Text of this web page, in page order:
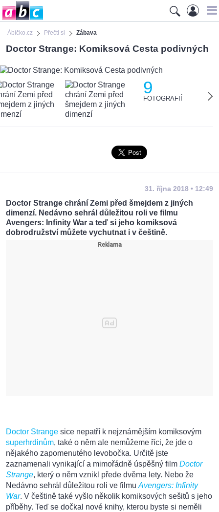
Ábíčko.cz Přečti si Zábava
Doctor Strange: Komiksová Cesta podivných
9
FOTOGRAFIÍ
31. října 2018 • 12:49
Doctor Strange chrání Zemi před šmejdem z jiných
dimenzí. Nedávno sehrál důležitou roli ve filmu
Avengers: Infinity War a teď si jeho komiksová
dobrodružství můžete vychutnat i v češtině.
Doctor Strange sice nepatří k nejznámějším komiksovým
superhrdinům, také o něm ale nemůžeme říci, že jde o
nějakého zapomenutého levobočka. Určitě jste
zaznamenali vynikající a mimořádně úspěšný film Doctor
Strange, který o něm vznikl přede dvěma lety. Nebo že
Nedávno sehrál důležitou roli ve filmu Avengers: Infinity
War. V češtině také vyšlo několik komiksových sešitů s jeho
příběhy. Teď se dočkal nové knihy, kterou byste si neměli